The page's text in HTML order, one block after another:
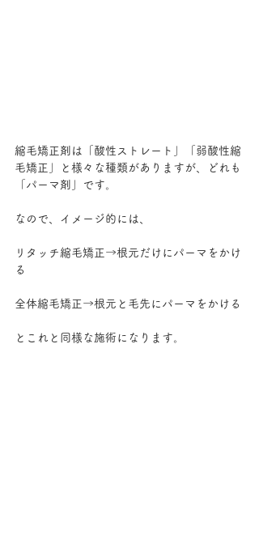
縮毛矯正剤は「酸性ストレート」「弱酸性縮
毛矯正」と様々な種類がありますが、どれも
「パーマ剤」です。
なので、イメージ的には、
リタッチ縮毛矯正→根元だけにパーマをかけ
る
全体縮毛矯正→根元と毛先にパーマをかける
とこれと同様な施術になります。